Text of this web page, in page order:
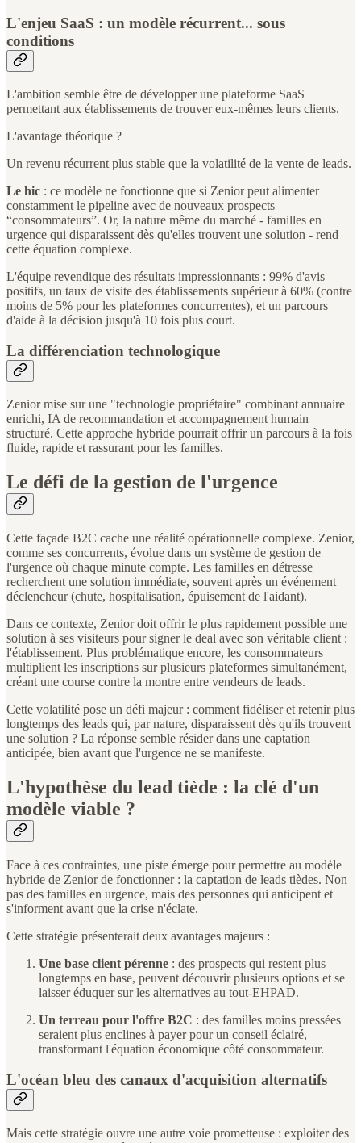
L'enjeu SaaS : un modèle récurrent... sous
conditions
L'ambition semble être de développer une plateforme SaaS
permettant aux établissements de trouver eux-mêmes leurs clients.
L'avantage théorique ?
Un revenu récurrent plus stable que la volatilité de la vente de leads.
Le hic : ce modèle ne fonctionne que si Zenior peut alimenter
constamment le pipeline avec de nouveaux prospects
“consommateurs”. Or, la nature même du marché - familles en
urgence qui disparaissent dès qu'elles trouvent une solution - rend
cette équation complexe.
L'équipe revendique des résultats impressionnants : 99% d'avis
positifs, un taux de visite des établissements supérieur à 60% (contre
moins de 5% pour les plateformes concurrentes), et un parcours
d'aide à la décision jusqu'à 10 fois plus court.
La différenciation technologique
Zenior mise sur une "technologie propriétaire" combinant annuaire
enrichi, IA de recommandation et accompagnement humain
structuré. Cette approche hybride pourrait offrir un parcours à la fois
fluide, rapide et rassurant pour les familles.
Le défi de la gestion de l'urgence
Cette façade B2C cache une réalité opérationnelle complexe. Zenior,
comme ses concurrents, évolue dans un système de gestion de
l'urgence où chaque minute compte. Les familles en détresse
recherchent une solution immédiate, souvent après un événement
déclencheur (chute, hospitalisation, épuisement de l'aidant).
Dans ce contexte, Zenior doit offrir le plus rapidement possible une
solution à ses visiteurs pour signer le deal avec son véritable client :
l'établissement. Plus problématique encore, les consommateurs
multiplient les inscriptions sur plusieurs plateformes simultanément,
créant une course contre la montre entre vendeurs de leads.
Cette volatilité pose un défi majeur : comment fidéliser et retenir plus
longtemps des leads qui, par nature, disparaissent dès qu'ils trouvent
une solution ? La réponse semble résider dans une captation
anticipée, bien avant que l'urgence ne se manifeste.
L'hypothèse du lead tiède : la clé d'un
modèle viable ?
Face à ces contraintes, une piste émerge pour permettre au modèle
hybride de Zenior de fonctionner : la captation de leads tièdes. Non
pas des familles en urgence, mais des personnes qui anticipent et
s'informent avant que la crise n'éclate.
Cette stratégie présenterait deux avantages majeurs :
Une base client pérenne : des prospects qui restent plus
longtemps en base, peuvent découvrir plusieurs options et se
laisser éduquer sur les alternatives au tout-EHPAD.
Un terreau pour l'offre B2C : des familles moins pressées
seraient plus enclines à payer pour un conseil éclairé,
transformant l'équation économique côté consommateur.
L'océan bleu des canaux d'acquisition alternatifs
Mais cette stratégie ouvre une autre voie prometteuse : exploiter des